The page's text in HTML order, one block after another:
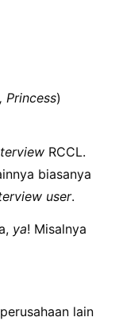
Princess)
RCCL.
biasanya
user.
ya! Misalnya
lain